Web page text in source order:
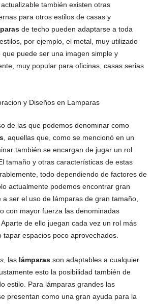
también existen otras
para otros estilos de casas y
de techo pueden adaptarse a toda
por ejemplo, el metal, muy utilizado
puede ser una imagen simple y
muy popular para oficinas, casas serias
de las que podemos denominar como
, aquellas que, como se mencionó en un
también se encargan de jugar un rol
tamaño y otras características de estas
todo dependiendo de factores de
actualmente podemos encontrar gran
ser el uso de lámparas de gran tamaño,
con mayor fuerza las denominadas
. Aparte de ello juegan cada vez un rol más
tapar espacios poco aprovechados.
, las lámparas son adaptables a cualquier
esto la posibilidad también de
estilo. Para lámparas grandes las
presentan como una gran ayuda para la